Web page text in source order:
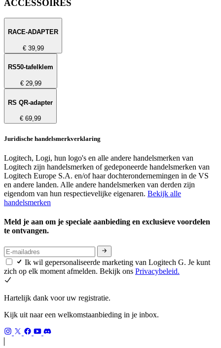
ACCESSOIRES
RACE-ADAPTER
€ 39,99
RS50-tafelklem
€ 29,99
RS QR-adapter
€ 69,99
Juridische handelsmerkverklaring
Logitech, Logi, hun logo's en alle andere handelsmerken van
Logitech zijn handelsmerken of gedeponeerde handelsmerken van
Logitech Europe S.A. en/of haar dochterondernemingen in de VS
en andere landen. Alle andere handelsmerken van derden zijn
eigendom van hun respectievelijke eigenaren. Bekijk alle
handelsmerken
Meld je aan om je speciale aanbieding en exclusieve voordelen
te ontvangen.
Ik wil gepersonaliseerde marketing van Logitech G. Je kunt
zich op elk moment afmelden. Bekijk ons Privacybeleid.
Hartelijk dank voor uw registratie.
Kijk uit naar een welkomstaanbieding in je inbox.